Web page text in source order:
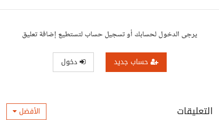
يرجى الدخول لحسابك أو تسجيل حساب لتستطيع إضافة تعليق
حساب جديد دخول
التعليقات الأفضل